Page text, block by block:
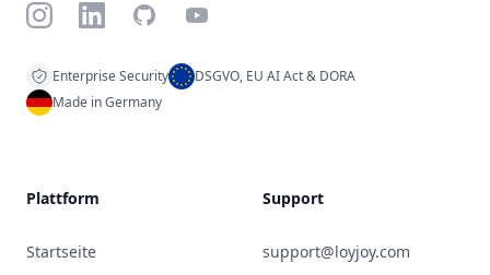
InstagramLinkedInGitHubYouTube
Enterprise Security
DSGVO, EU AI Act & DORA
Made in Germany
Plattform
Startseite
Support
support@loyjoy.com